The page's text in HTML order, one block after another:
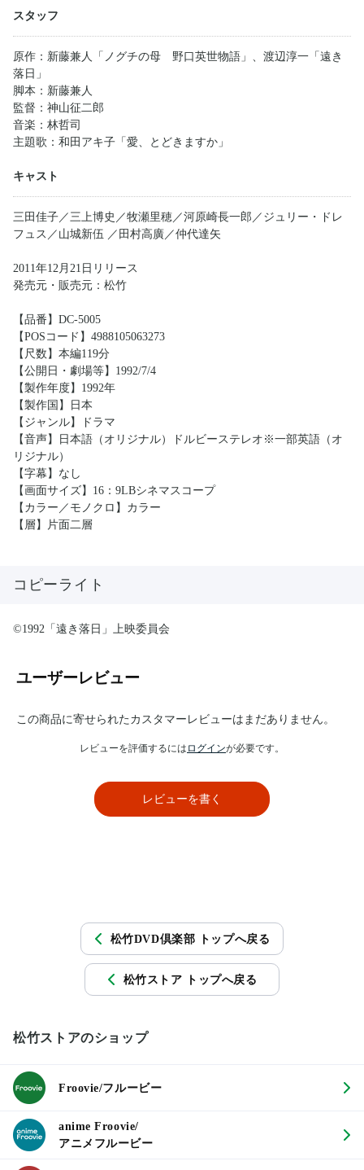
スタッフ
原作：新藤兼人「ノグチの母 野口英世物語」、渡辺淳一「遠き
落日」
脚本：新藤兼人
監督：神山征二郎
音楽：林哲司
主題歌：和田アキ子「愛、とどきますか」
キャスト
三田佳子／三上博史／牧瀬里穂／河原崎長一郎／ジュリー・ドレ
フュス／山城新伍 ／田村高廣／仲代達矢
2011年12月21日リリース
発売元・販売元：松竹
【品番】DC-5005
【POSコード】4988105063273
【尺数】本編119分
【公開日・劇場等】1992/7/4
【製作年度】1992年
【製作国】日本
【ジャンル】ドラマ
【音声】日本語（オリジナル）ドルビーステレオ※一部英語（オ
リジナル）
【字幕】なし
【画面サイズ】16：9LBシネマスコープ
【カラー／モノクロ】カラー
【層】片面二層
コピーライト
©1992「遠き落日」上映委員会
ユーザーレビュー
この商品に寄せられたカスタマーレビューはまだありません。
レビューを評価するには ログインが必要です。
レビューを書く
松竹DVD倶楽部 トップへ戻る
松竹ストア トップへ戻る
松竹ストアのショップ
Froovie/フルービー
anime Froovie/
アニメフルービー